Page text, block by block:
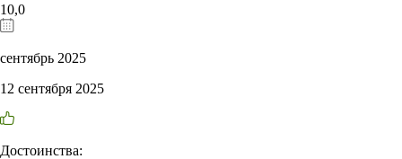
10,0
сентябрь 2025
12 сентября 2025
Достоинства: